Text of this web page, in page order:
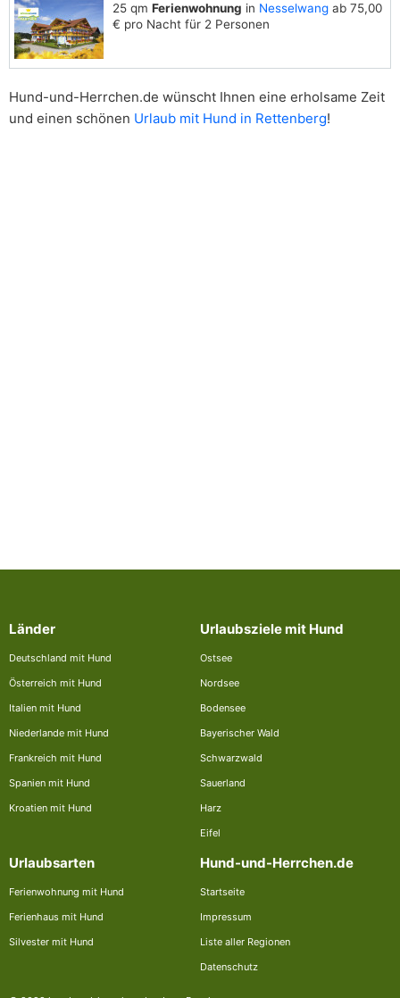
25 qm Ferienwohnung in Nesselwang ab 75,00
€ pro Nacht für 2 Personen
Hund-und-Herrchen.de wünscht Ihnen eine erholsame Zeit
und einen schönen Urlaub mit Hund in Rettenberg!
Länder
Deutschland mit Hund
Österreich mit Hund
Italien mit Hund
Niederlande mit Hund
Frankreich mit Hund
Spanien mit Hund
Kroatien mit Hund
Urlaubsziele mit Hund
Ostsee
Nordsee
Bodensee
Bayerischer Wald
Schwarzwald
Sauerland
Harz
Eifel
Urlaubsarten
Ferienwohnung mit Hund
Ferienhaus mit Hund
Silvester mit Hund
Hund-und-Herrchen.de
Startseite
Impressum
Liste aller Regionen
Datenschutz